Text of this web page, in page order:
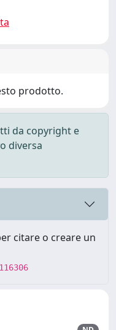
prodotto.
da copyright e
diversa
citare o creare un